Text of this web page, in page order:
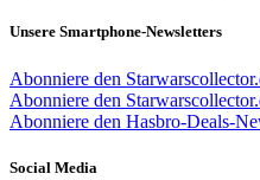
Unsere Smartphone-Newsletters
Abonniere den
Abonniere den
Abonniere den Hasbro-Deals-
Social Media